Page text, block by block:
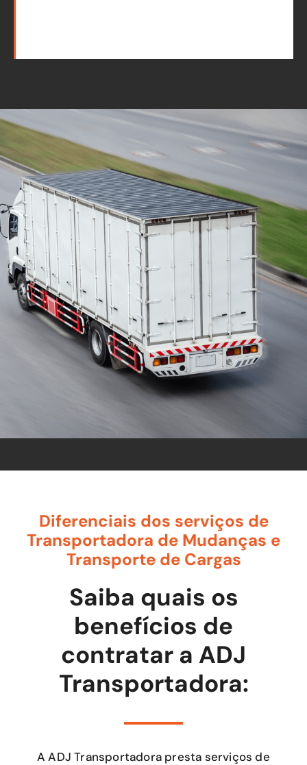
com equipe especializada
e profissionais
cuidadosos
Solicite seu orçamento personalizado e
online sem compromisso com a nossa
equipe, consulte a opção de contratar o
serviço para a região que você deseja
mudar de endereço, deixe tudo conosco e
conte com uma empresa de tradição no
mercado de transporte de móveis.
ORÇAMENTO
Diferenciais dos serviços de
Transportadora de Mudanças e
Transporte de Cargas
Saiba quais os
benefícios de
contratar a ADJ
Transportadora:
A ADJ Transportadora presta serviços de